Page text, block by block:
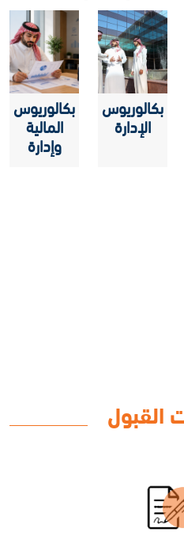
بكالوريوس
الإدارة
بكالوريوس
المالية
وإدارة
المخاطر
القبول